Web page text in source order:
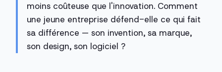
moins coûteuse que l'innovation. Comment
une jeune entreprise défend-elle ce qui fait
sa différence — son invention, sa marque,
son design, son logiciel ?